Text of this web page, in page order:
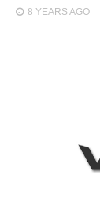
8 YEARSAGO